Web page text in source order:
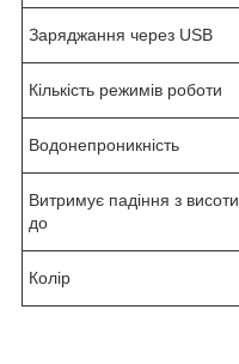
Заряджання через USB
Кількість режимів роботи
Водонепроникність
Витримує падіння з висоти
до
Колір